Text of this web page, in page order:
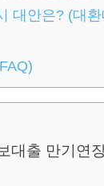
대안은? (대
대출 만기연